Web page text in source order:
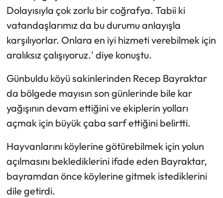
Dolayısıyla çok zorlu bir coğrafya. Tabii ki
vatandaşlarımız da bu durumu anlayışla
karşılıyorlar. Onlara en iyi hizmeti verebilmek için
aralıksız çalışıyoruz.' diye konuştu.
Günbuldu köyü sakinlerinden Recep Bayraktar
da bölgede mayısın son günlerinde bile kar
yağışının devam ettiğini ve ekiplerin yolları
açmak için büyük çaba sarf ettiğini belirtti.
Hayvanlarını köylerine götürebilmek için yolun
açılmasını beklediklerini ifade eden Bayraktar,
bayramdan önce köylerine gitmek istediklerini
dile getirdi.